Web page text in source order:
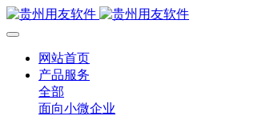
网站首页
产品服务
全部
面向小微企业